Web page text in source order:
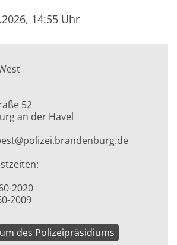
14:55 Uhr
52
an der Havel
2020
2009
des Polizeipräsidiums